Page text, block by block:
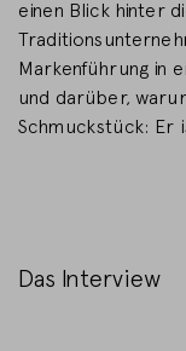
einen Blick hinter
Markenführung in
und darüber,
Schmuckstück: Er
Das Interview